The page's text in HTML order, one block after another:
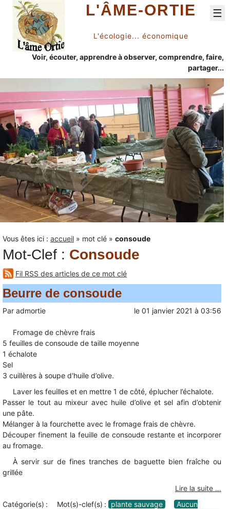
L'ÂME-ORTIE
L'écologie... économique
Voir, écouter, apprendre à observer, comprendre, faire,
partager...
☰
Vous êtes ici : accueil » mot clé » consoude
Mot-Clef : Consoude
Fil RSS des articles de ce mot clé
Beurre de consoude
Par admortie le 01 janvier 2021 à 03:56
Fromage de chèvre frais
5 feuilles de consoude de taille moyenne
1 échalote
Sel
3 cuillères à soupe d'huile d’olive.
Laver les feuilles et en mettre 1 de côté, éplucher l’échalote.
Passer le tout au mixeur avec huile d’olive et sel afin d’obtenir
une pâte.
Mélanger à la fourchette avec le fromage frais de chèvre.
Découper finement la feuille de consoude restante et incorporer
au fromage.
À servir sur de fines tranches de baguette bien fraîche ou
grillée
Lire la suite …
Catégorie(s) :
Mot(s)-clef(s) :
plante sauvage
Aucun